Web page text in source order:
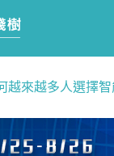
越來越多人選擇